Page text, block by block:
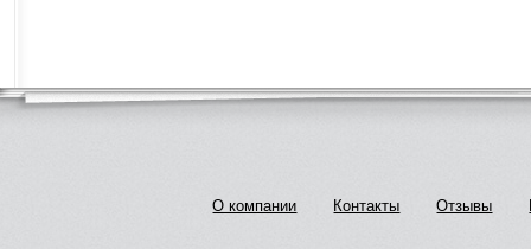
О компании Контакты Отзывы